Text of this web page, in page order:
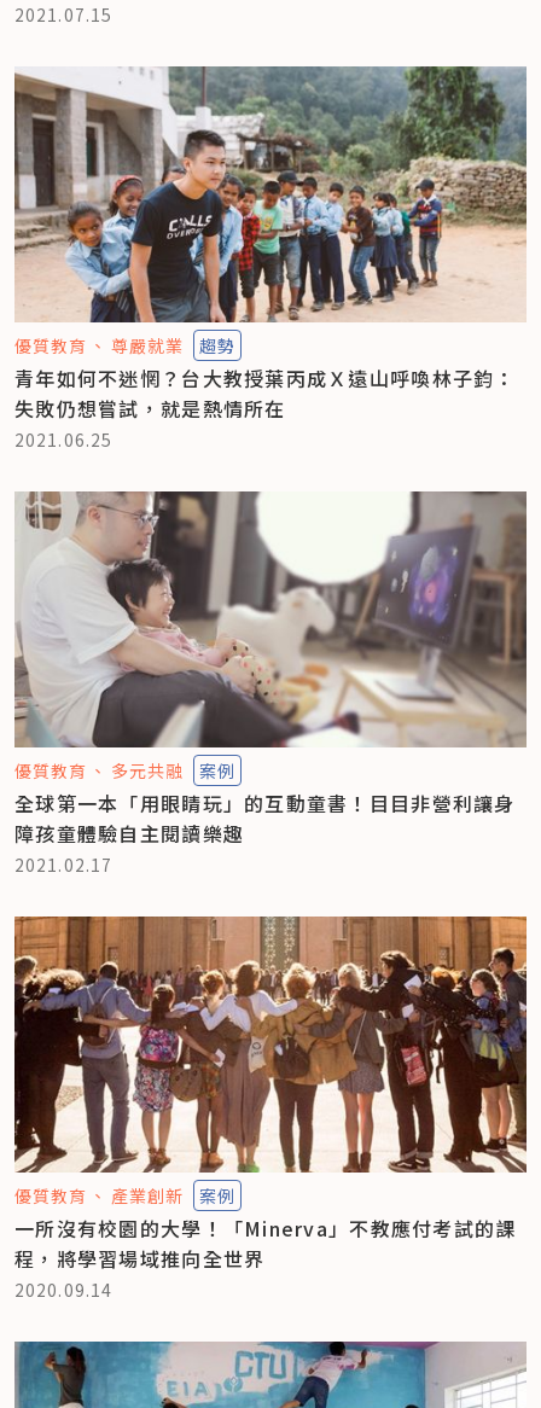
2021.07.15
優質教育 尊嚴就業 趨勢
青年如何不迷惘？台大教授葉丙成Ｘ遠山呼喚林子鈞：
失敗仍想嘗試，就是熱情所在
2021.06.25
優質教育 多元共融 案例
全球第一本「用眼睛玩」的互動童書！目目非營利讓身
障孩童體驗自主閱讀樂趣
2021.02.17
優質教育 產業創新 案例
一所沒有校園的大學！「Minerva」不教應付考試的課
程，將學習場域推向全世界
2020.09.14